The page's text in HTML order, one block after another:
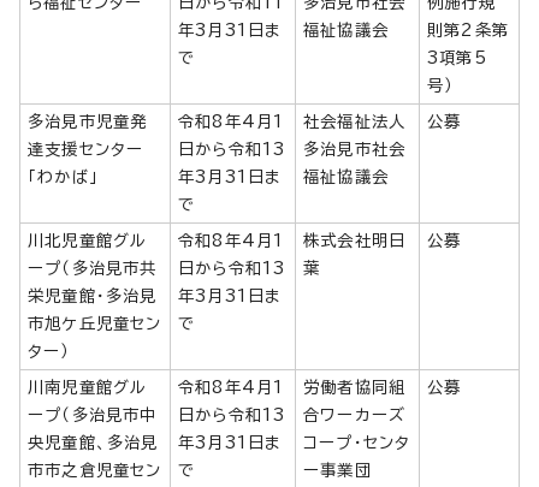
年3月31日ま
で
福祉協議会
則第2条第
3項第5
号）
多治見市児童発
達支援センター
「わかば」
令和8年4月1
日から令和13
年3月31日ま
で
社会福祉法人
多治見市社会
福祉協議会
公募
川北児童館グル
ープ（多治見市共
栄児童館・多治見
市旭ケ丘児童セン
ター）
令和8年4月1
日から令和13
年3月31日ま
で
株式会社明日
葉
公募
川南児童館グル
ープ（多治見市中
央児童館、多治見
市市之倉児童セン
令和8年4月1
日から令和13
年3月31日ま
で
労働者協同組
合ワーカーズ
コープ・センタ
ー事業団
公募